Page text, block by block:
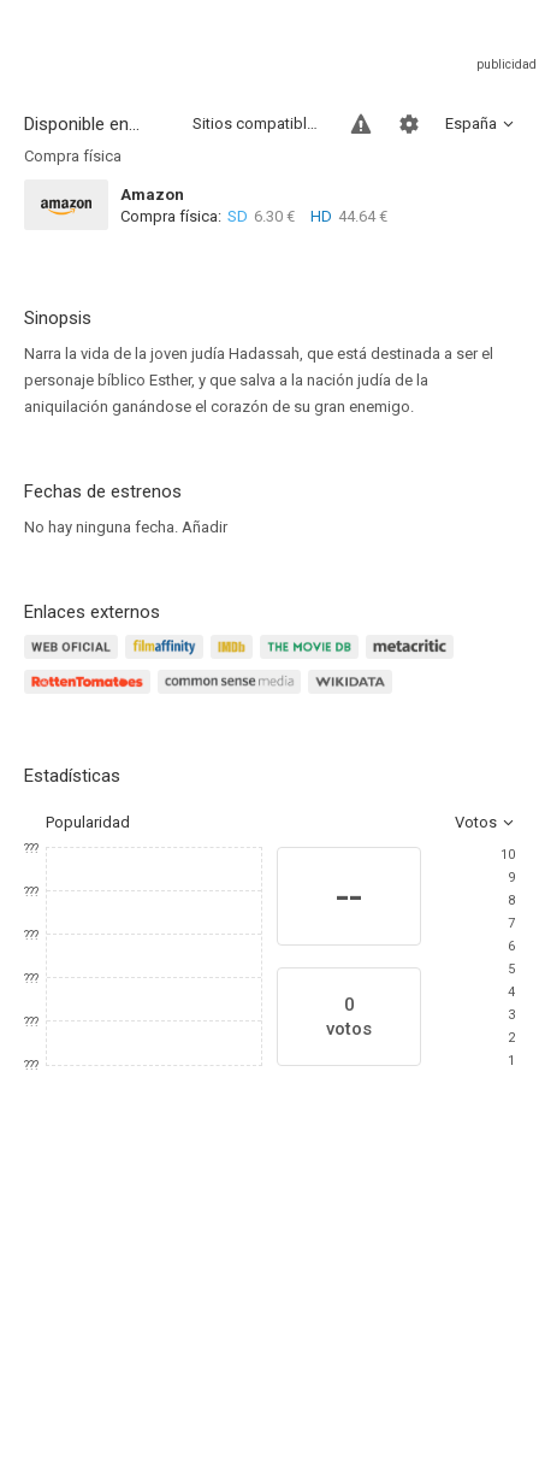
Disponible en... España
Sitios compatibles
Compra física
Amazon
Compra física: SD 6.30 € HD 44.64 €
Sinopsis
Narra la vida de la joven judía Hadassah, que está destinada a ser el
personaje bíblico Esther, y que salva a la nación judía de la
aniquilación ganándose el corazón de su gran enemigo.
Fechas de estrenos
No hay ninguna fecha. Añadir
Enlaces externos
Estadísticas
Popularidad Votos
???
???
???
???
???
???
--
0
votos
10
9
8
7
6
5
4
3
2
1